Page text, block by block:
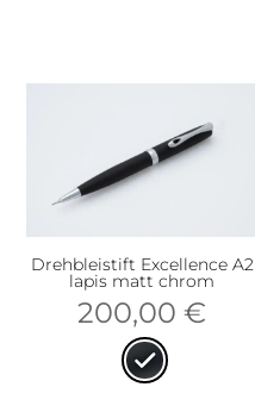
Drehbleistift Excellence A2
lapis matt chrom
200,00€